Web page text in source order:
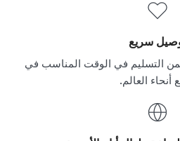
سريع
التسليم في الوقت المناسب في
أنحاء العالم.